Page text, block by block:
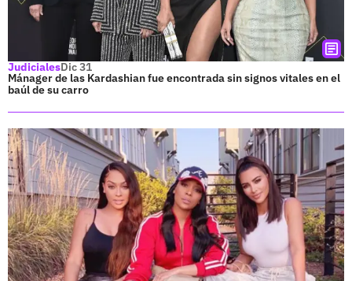
JudicialesDic 31
Mánager de las Kardashian fue encontrada sin signos vitales en el
baúl de su carro